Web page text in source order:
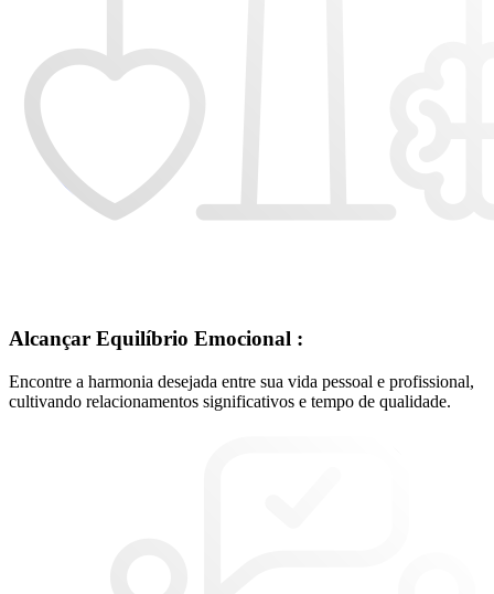
Alcançar Equilíbrio Emocional :
Encontre a harmonia desejada entre sua vida pessoal e profissional,
cultivando relacionamentos significativos e tempo de qualidade.